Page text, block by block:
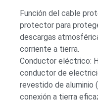
Función del cable
protector para
descargas
corriente a tierra.
Conductor eléctrico:
conductor de
revestido de aluminio
conexión a tierra